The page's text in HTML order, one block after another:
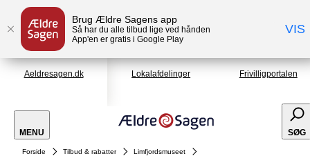
Brug Ældre Sagens app
Så har du alle tilbud lige ved hånden
App'en er gratis i Google Play
VIS
Aeldresagen.dk Lokalafdelinger Frivilligportalen
MENU SØG
Forside Tilbud & rabatter
Limfjordsmuseet